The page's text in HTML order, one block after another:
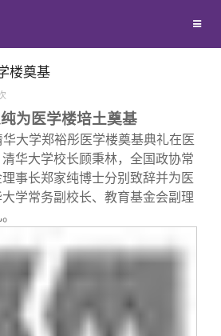
区联络
级联络
院系校友工作
业委员会
校
赠项目
捐赠新闻
赠纪事
台
《清华校友通讯》
水木清华》
华
华人物
务
楼奠基
为医学楼培土奠基
华大学郑裕彤医学楼奠基典礼在医
华大学校长顾秉林，全国政协常
事长郑家纯博士分别致辞并为医
学常务副校长、教育基金会副理